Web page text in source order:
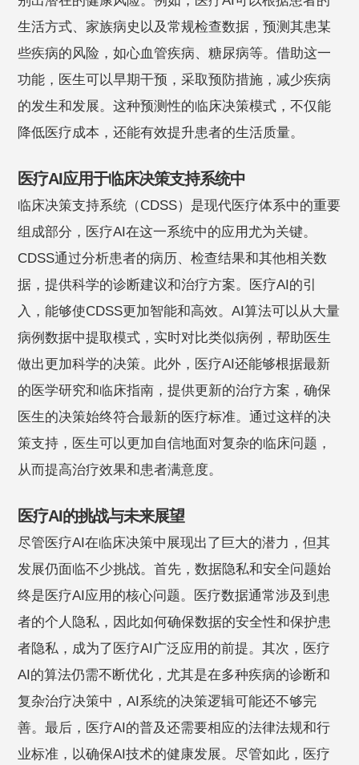
生活方式、家族病史以及常规检查数据，预测其患某
些疾病的风险，如心血管疾病、糖尿病等。借助这一
功能，医生可以早期干预，采取预防措施，减少疾病
的发生和发展。这种预测性的临床决策模式，不仅能
降低医疗成本，还能有效提升患者的生活质量。
医疗AI应用于临床决策支持系统中
临床决策支持系统（CDSS）是现代医疗体系中的重要
组成部分，医疗AI在这一系统中的应用尤为关键。
CDSS通过分析患者的病历、检查结果和其他相关数
据，提供科学的诊断建议和治疗方案。医疗AI的引
入，能够使CDSS更加智能和高效。AI算法可以从大量
病例数据中提取模式，实时对比类似病例，帮助医生
做出更加科学的决策。此外，医疗AI还能够根据最新
的医学研究和临床指南，提供更新的治疗方案，确保
医生的决策始终符合最新的医疗标准。通过这样的决
策支持，医生可以更加自信地面对复杂的临床问题，
从而提高治疗效果和患者满意度。
医疗AI的挑战与未来展望
尽管医疗AI在临床决策中展现出了巨大的潜力，但其
发展仍面临不少挑战。首先，数据隐私和安全问题始
终是医疗AI应用的核心问题。医疗数据通常涉及到患
者的个人隐私，因此如何确保数据的安全性和保护患
者隐私，成为了医疗AI广泛应用的前提。其次，医疗
AI的算法仍需不断优化，尤其是在多种疾病的诊断和
复杂治疗决策中，AI系统的决策逻辑可能还不够完
善。最后，医疗AI的普及还需要相应的法律法规和行
业标准，以确保AI技术的健康发展。尽管如此，医疗